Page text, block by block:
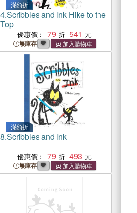
滿額折
4.Scribbles and Ink Hike to the
Top
優惠價： 79 541
無庫存
滿額折
8.Scribbles and Ink
優惠價： 79 493
無庫存